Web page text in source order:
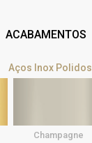
ACABAMENTOS
Aços Inox Polidos
Champagne